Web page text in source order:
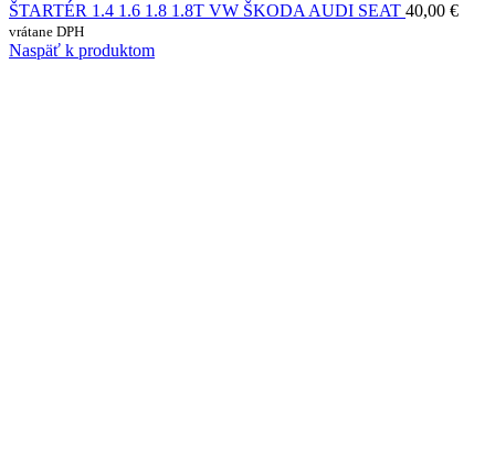
ŠTARTÉR 1.4 1.6 1.8 1.8T VW ŠKODA AUDI SEAT 40,00 €
vrátane DPH
Naspäť k produktom